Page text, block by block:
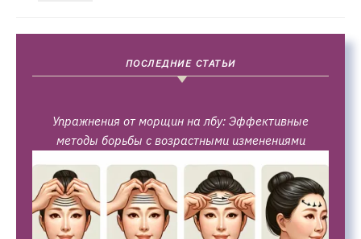
ПОСЛЕДНИЕ СТАТЬИ
Упражнения от морщин на лбу: Эффективные
методы борьбы с возрастными изменениями